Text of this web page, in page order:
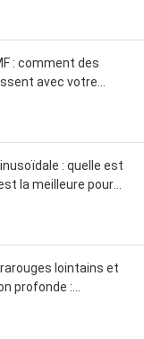
: comment des
avec votre
: quelle est
la meilleure pour
lointains et
profonde :